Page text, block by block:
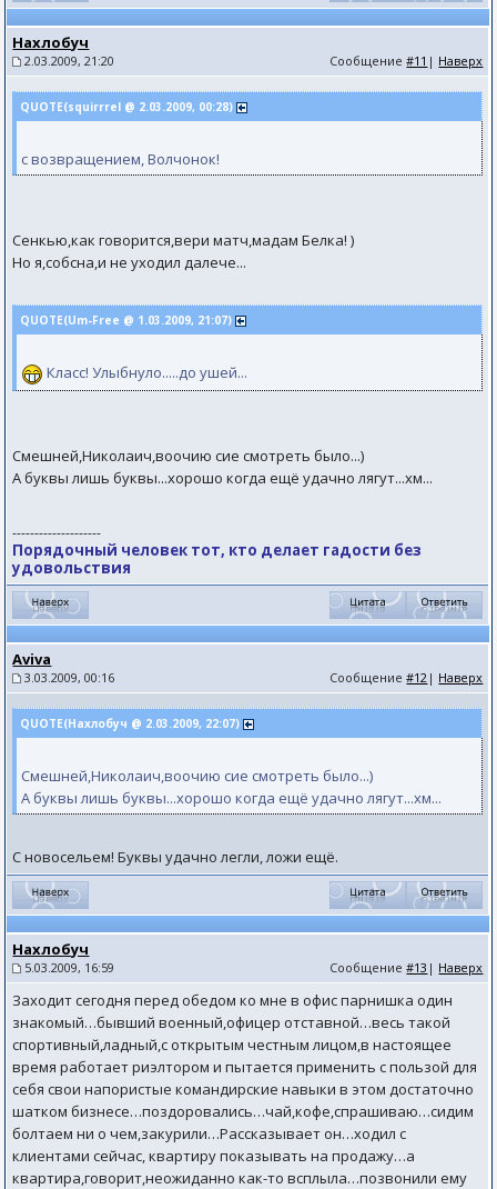
Нахлобуч
2.03.2009, 21:20 Сообщение#11 | Наверх
QUOTE(squirrrel @ 2.03.2009, 00:28)
с возвращением, Волчонок!
Сенкью,как говорится,вери матч,мадам Белка! )
Но я,собсна,и не уходил далече...
QUOTE(Um-Free @ 1.03.2009, 21:07)
Класс! Улыбнуло.....до ушей...
Смешней,Николаич,воочию сие смотреть было...)
А буквы лишь буквы...хорошо когда ещё удачно лягут...хм...
--------------------
Порядочный человек тот, кто делает гадости без
удовольствия
Aviva
3.03.2009, 00:16 Сообщение#12 | Наверх
QUOTE(Нахлобуч @ 2.03.2009, 22:07)
Смешней,Николаич,воочию сие смотреть было...)
А буквы лишь буквы...хорошо когда ещё удачно лягут...хм...
С новосельем! Буквы удачно легли, ложи ещё.
Нахлобуч
5.03.2009, 16:59 Сообщение#13 | Наверх
Заходит сегодня перед обедом ко мне в офис парнишка один
знакомый…бывший военный,офицер отставной…весь такой
спортивный,ладный,с открытым честным лицом,в настоящее
время работает риэлтором и пытается применить с пользой для
себя свои напористые командирские навыки в этом достаточно
шатком бизнесе…поздоровались…чай,кофе,спрашиваю…сидим
болтаем ни о чем,закурили…Рассказывает он…ходил с
клиентами сейчас, квартиру показывать на продажу…а
квартира,говорит,неожиданно как-то всплыла…позвонили ему